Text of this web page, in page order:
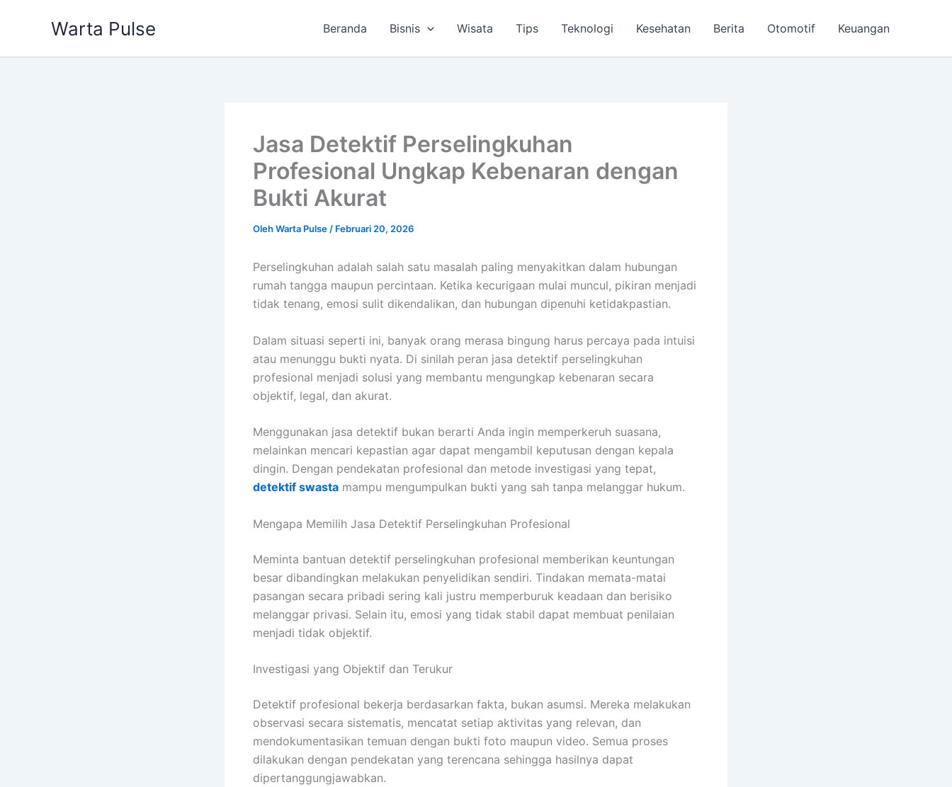
Warta Pulse Beranda Bisnis Wisata Tips Teknologi Kesehatan Berita Otomotif Keuangan
Jasa Detektif Perselingkuhan
Profesional Ungkap Kebenaran dengan
Bukti Akurat
OlehWarta Pulse / Februari 20, 2026
Perselingkuhan adalah salah satu masalah paling menyakitkan dalam hubungan
rumah tangga maupun percintaan. Ketika kecurigaan mulai muncul, pikiran menjadi
tidak tenang, emosi sulit dikendalikan, dan hubungan dipenuhi ketidakpastian.
Dalam situasi seperti ini, banyak orang merasa bingung harus percaya pada intuisi
atau menunggu bukti nyata. Di sinilah peran jasa detektif perselingkuhan
profesional menjadi solusi yang membantu mengungkap kebenaran secara
objektif, legal, dan akurat.
Menggunakan jasa detektif bukan berarti Anda ingin memperkeruh suasana,
melainkan mencari kepastian agar dapat mengambil keputusan dengan kepala
dingin. Dengan pendekatan profesional dan metode investigasi yang tepat,
detektif swasta mampu mengumpulkan bukti yang sah tanpa melanggar hukum.
Mengapa Memilih Jasa Detektif Perselingkuhan Profesional
Meminta bantuan detektif perselingkuhan profesional memberikan keuntungan
besar dibandingkan melakukan penyelidikan sendiri. Tindakan memata-matai
pasangan secara pribadi sering kali justru memperburuk keadaan dan berisiko
melanggar privasi. Selain itu, emosi yang tidak stabil dapat membuat penilaian
menjadi tidak objektif.
Investigasi yang Objektif dan Terukur
Detektif profesional bekerja berdasarkan fakta, bukan asumsi. Mereka melakukan
observasi secara sistematis, mencatat setiap aktivitas yang relevan, dan
mendokumentasikan temuan dengan bukti foto maupun video. Semua proses
dilakukan dengan pendekatan yang terencana sehingga hasilnya dapat
dipertanggungjawabkan.